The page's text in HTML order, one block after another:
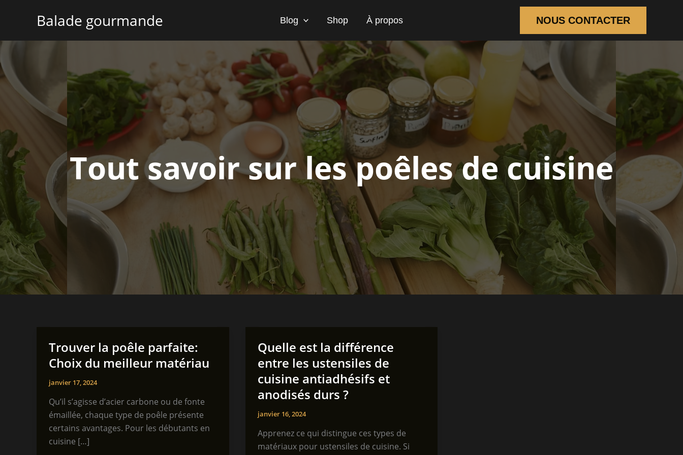
Balade gourmande Blog Shop À propos NOUS CONTACTER
Tout savoir sur les poêles de cuisine
Trouver la poêle parfaite:
Choix du meilleur matériau
janvier 17, 2024
Qu’il s’agisse d’acier carbone ou de fonte
émaillée, chaque type de poêle présente
certains avantages. Pour les débutants en
cuisine […]
Quelle est la différence
entre les ustensiles de
cuisine antiadhésifs et
anodisés durs ?
janvier 16, 2024
Apprenez ce qui distingue ces types de
matériaux pour ustensiles de cuisine. Si